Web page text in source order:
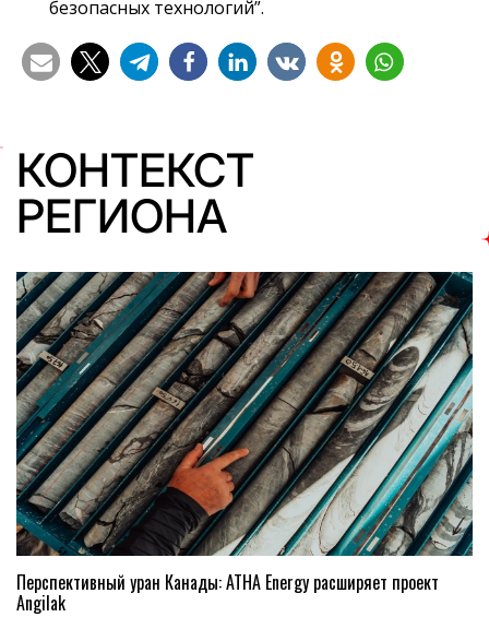
безопасных технологий”.
КОНТЕКСТ
РЕГИОНА
Перспективный уран Канады: ATHA Energy расширяет проект
Angilak